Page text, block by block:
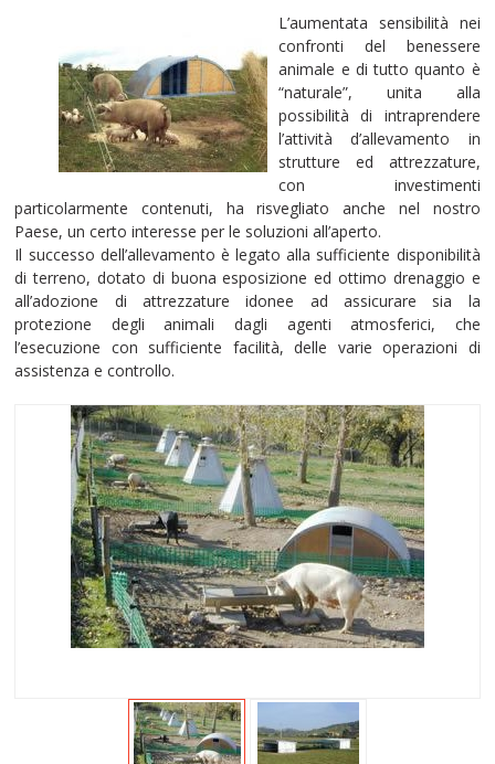
L’aumentata sensibilità nei
confronti del benessere
animale e di tutto quanto è
“naturale”, unita alla
possibilità di intraprendere
l’attività d’allevamento in
strutture ed attrezzature,
con investimenti
particolarmente contenuti, ha risvegliato anche nel nostro
Paese, un certo interesse per le soluzioni all’aperto.
Il successo dell’allevamento è legato alla sufficiente disponibilità
di terreno, dotato di buona esposizione ed ottimo drenaggio e
all’adozione di attrezzature idonee ad assicurare sia la
protezione degli animali dagli agenti atmosferici, che
l’esecuzione con sufficiente facilità, delle varie operazioni di
assistenza e controllo.